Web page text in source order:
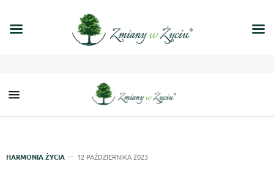
HARMONIA ŻYCIA 12 PAŹDZIERNIKA 2023